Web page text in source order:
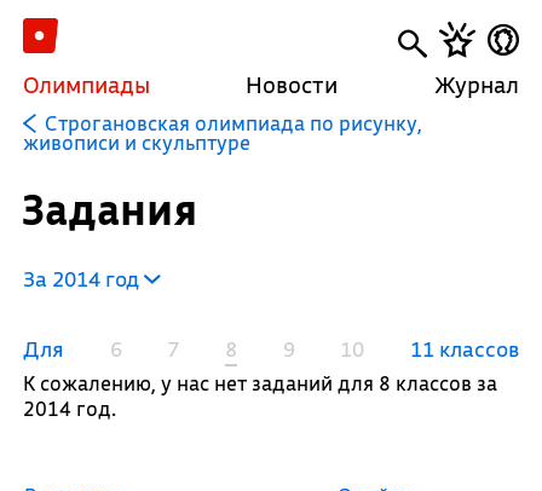
Олимпиады Новости Журнал
Строгановская олимпиада по рисунку,
живописи и скульптуре
Задания
За 2014 год
Для 6 7 8 9 10 11 классов
К сожалению, у нас нет заданий для 8 классов за
2014 год.